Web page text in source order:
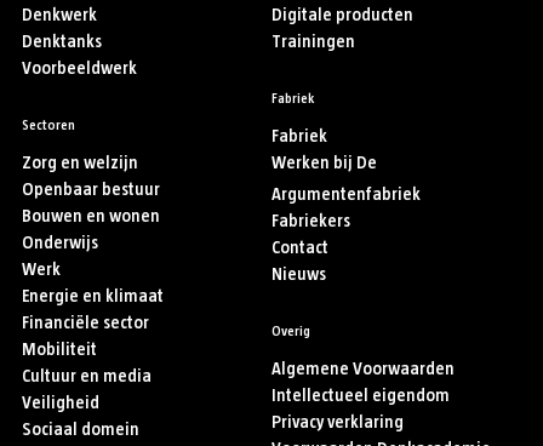
Denkwerk
Denktanks
Voorbeeldwerk
Sectoren
Zorg en welzijn
Openbaar bestuur
Bouwen en wonen
Onderwijs
Werk
Energie en klimaat
Financiële sector
Mobiliteit
Cultuur en media
Veiligheid
Sociaal domein
Digitale producten
Trainingen
Fabriek
Fabriek
Werken bij De
Argumentenfabriek
Fabriekers
Contact
Nieuws
Overig
Algemene Voorwaarden
Intellectueel eigendom
Privacy verklaring